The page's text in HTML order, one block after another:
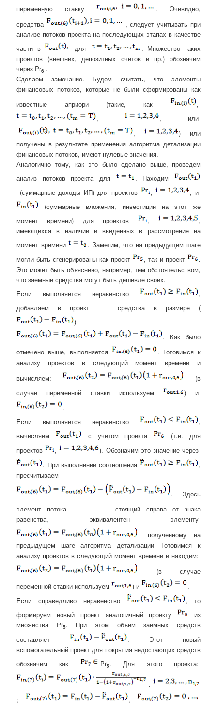
переменную ставку
. Очевидно,
средства
, следует учитывать при
анализе потоков проекта на последующих этапах в качестве
части в
для . Множество таких
проектов (внешних, депозитных счетов и пр.) обозначим
через Pr6 .
Сделаем замечание. Будем считать, что элементы
финансовых потоков, которые не были сформированы как
известные априори (такие, как
,
,
, или
,
) или
получены в результате применения алгоритма детализации
финансовых потоков, имеют нулевые значения.
Аналогично тому, как это было сделано выше, проведем
анализ потоков проекта для
. Находим
(суммарные доходы ИП) для проектов
,
, и
(суммарные вложения, инвестиции на этот же
момент времени) для проектов
,
,
имеющихся в наличии и введенных в рассмотрение на
момент времени
. Заметим, что на предыдущем шаге
могли быть сгенерированы как проект
, так и проект
.
Это может быть объяснено, например, тем обстоятельством,
что заемные средства могут быть дешевле своих.
Если выполняется неравенство
,
добавляем в проект
средства в размере (
):
. Как было
отмечено выше, выполняется
. Готовимся к
анализу проектов в следующий момент времени и
вычисляем:
(в
случае переменной ставки используем
) и
.
Если выполняется неравенство
,
вычисляем
с учетом проекта
(т.е. для
проектов
,
). Обозначим это значение через
. При выполнении соотношения
,
пресчитываем
. Здесь
элемент потока
, стоящий справа от знака
равенства, эквивалентен элементу
, полученному на
предыдущем шаге алгоритма детализации. Готовимся к
анализу проектов в следующий момент времени и находим:
(в случае
переменной ставки используем
) и
.
Если справедливо неравенство
, то
формируем новый проект аналогичный проекту
из
множества Pr5. При этом объем заемных средств
составляет
. Этот новый
вспомогательный проект для покрытия недостающих средств
обозначим как
Pr5. Для этого проекта:
,
;
,